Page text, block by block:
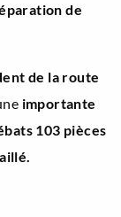
de
de la route
importante
103 pièces